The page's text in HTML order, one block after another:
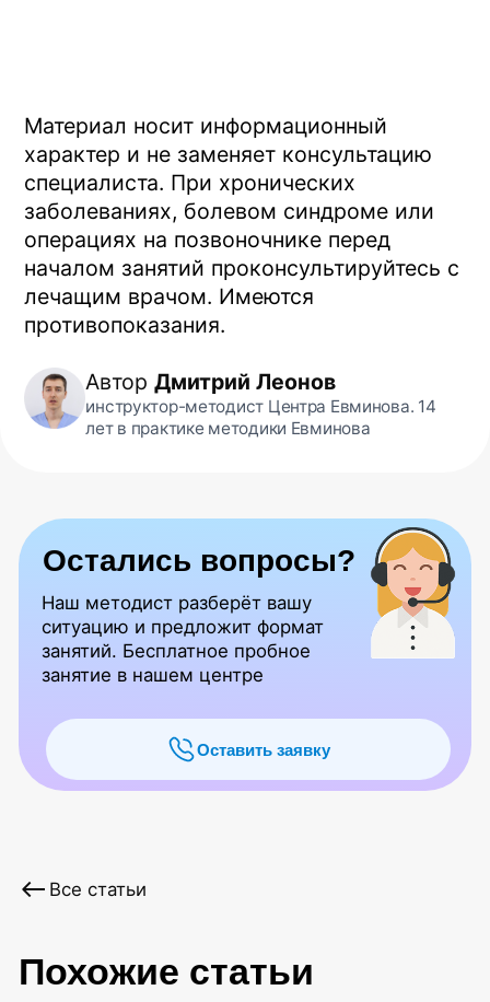
Copyright© 2026. All Rights Reserved.
специалиста. Результаты индивидуальны
Публичная оферта
Политика конфиденциальности